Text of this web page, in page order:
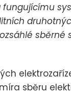
fungujícímu
sběrné
sběru